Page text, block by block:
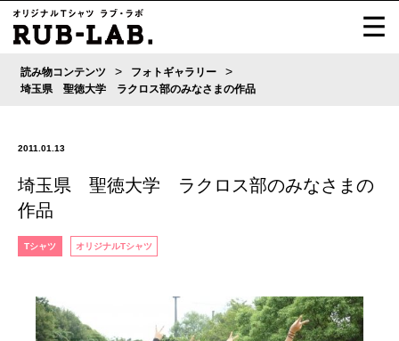
読み物コンテンツ > フォトギャラリー >
埼玉県 聖徳大学 ラクロス部のみなさまの作品
2011.01.13
埼玉県 聖徳大学 ラクロス部のみなさまの
作品
Tシャツ オリジナルTシャツ